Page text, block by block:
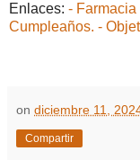
Enlaces: - Farmacia
Cumpleaños. -
on diciembre 11,
Compartir